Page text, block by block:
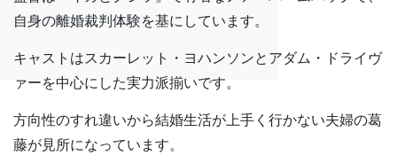
自身の離婚裁判体験を基にしています。
キャストはスカーレット・ヨハンソンとアダム・ドライヴ
ァーを中心にした実力派揃いです。
方向性のすれ違いから結婚生活が上手く行かない夫婦の葛
藤が見所になっています。